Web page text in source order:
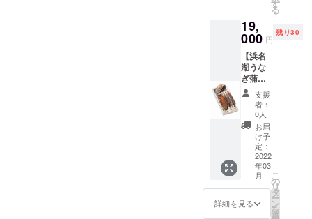
が大河
ドラマ
「おん
な城主
直虎
（井伊
直
虎）」
を機に
生まれ
た浜松
市のマ
スコッ
トキャ
ラク
「出世
法師 直
在のと
ころ、
クラウ
ドファ
ンディ
ング限
定で
す。是
非この
機会に
お買い
求め下
さい。
※感謝の
気持ち
をこめ
た御礼
のメー
る横の
繋がり
も、鰻
にとっ
てはと
ても大
切な生
息域で
す。田
園は水
生生物
のゆり
かごと
も言わ
れ、魚
なる虫
で小骨
が気に
なるこ
とがあ
りま
す。 ■
製造元■
浜名湖
養魚漁
業協同
組合
（浜名
湖うな
ぎ生産
者の組
浜」）
麦を含
む）、
みり
ん、砂
糖 ■保
存方法■
冷蔵保
存。賞
味期限
は発送
日より
30日間
※「浜名
湖うな
ぎ」
じっく
り期間
100ml×
1、山
椒、説
明書
付） ■
表示義
務のあ
る添加
物及び
表示■
なし ■
アレル
ギー表
示を含
む原材
料表示■
しょう
ク）３
枚 ■名
称■ う
なぎの
長白焼
真空
パック
■原材料
名■ 浜
名湖う
なぎ、
蒲焼の
たれ、
山椒 ■
内容量■
長白
焼：3枚
す
る
19,
000 円
残り30
【浜名
湖うな
ぎ蒲焼4
枚提
供！】
養鰻発
祥の地
の歴史
の味を
ご堪能
くださ
い。浜
名湖う
なぎ蒲
焼（真
支援
者：
0人
お届
け予
定：
2022
年03
月
詳細を見る
こ
の
リ
タ
ー
ン
を
選